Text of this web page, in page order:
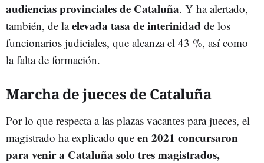
audiencias provinciales de Cataluña. Y ha alertado,
también, de laelevada tasa de interinidad de los
funcionarios judiciales, que alcanza el 43 %, así como
la falta de formación.
Marcha de jueces de Cataluña
Por lo que respecta a las plazas vacantes para jueces, el
magistrado ha explicado que en 2021 concursaron
para venir a Cataluña solo tres magistrados,